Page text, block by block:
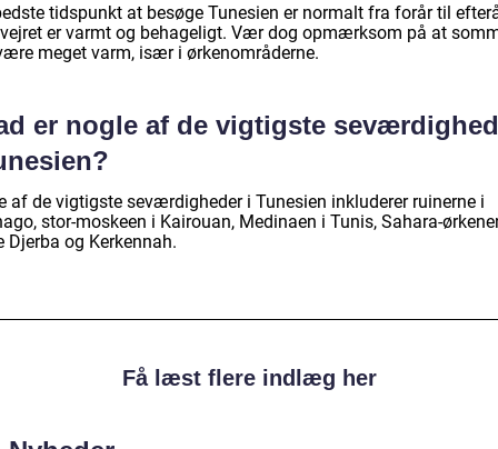
tidspunkt at besøge Tunesien er normalt fra forår til
er varmt og behageligt. Vær dog opmærksom på at
meget varm, især i ørkenområderne.
er nogle af de vigtigste
af de vigtigste seværdigheder i Tunesien inkluderer ruinerne i
stor-moskeen i Kairouan, Medinaen i Tunis, Sahara-
Djerba og Kerkennah.
Få læst flere indlæg her